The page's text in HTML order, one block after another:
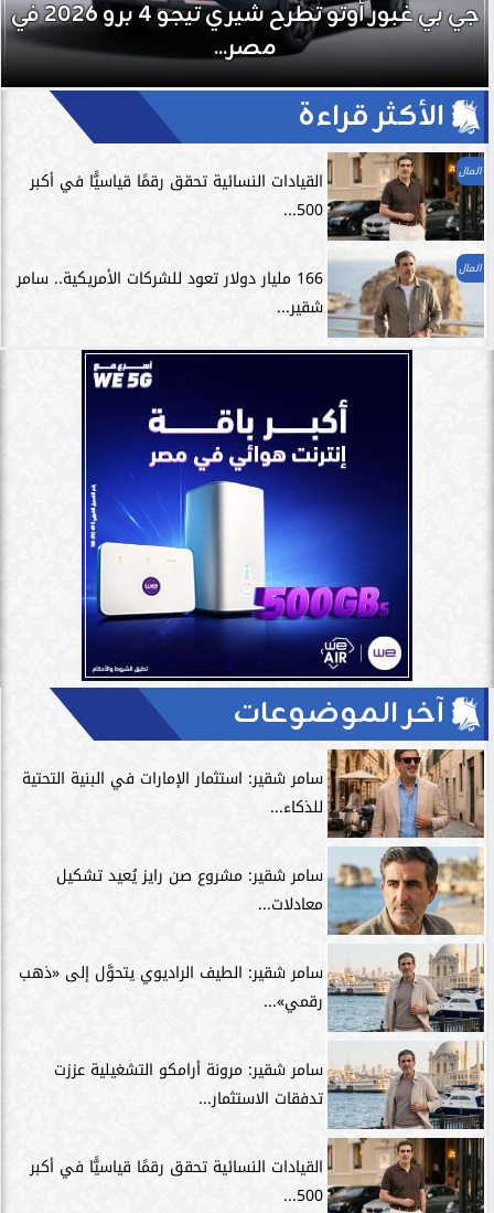
جي بي غبور أوتو تطرح شيري تيجو 4 برو 2026 في
مصر...
الأكثر قراءة
المال
القيادات النسائية تحقق رقمًا قياسيًّا في أكبر
500...
المال
166 مليار دولار تعود للشركات الأمريكية.. سامر
شقير...
آخر الموضوعات
سامر شقير: استثمار الإمارات في البنية التحتية
للذكاء...
سامر شقير: مشروع صن رايز يُعيد تشكيل
معادلات...
سامر شقير: الطيف الراديوي يتحوَّل إلى «ذهب
رقمي»...
سامر شقير: مرونة أرامكو التشغيلية عززت
تدفقات الاستثمار...
القيادات النسائية تحقق رقمًا قياسيًّا في أكبر
500...